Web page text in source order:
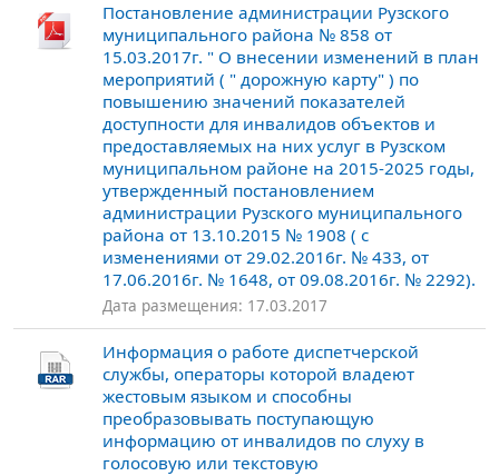
Постановление администрации Рузского
муниципального района № 858 от
15.03.2017г. " О внесении изменений в план
мероприятий ( " дорожную карту" ) по
повышению значений показателей
доступности для инвалидов объектов и
предоставляемых на них услуг в Рузском
муниципальном районе на 2015-2025 годы,
утвержденный постановлением
администрации Рузского муниципального
района от 13.10.2015 № 1908 ( с
изменениями от 29.02.2016г. № 433, от
17.06.2016г. № 1648, от 09.08.2016г. № 2292).
Дата размещения: 17.03.2017
Информация о работе диспетчерской
службы, операторы которой владеют
жестовым языком и способны
преобразовывать поступающую
информацию от инвалидов по слуху в
голосовую или текстовую